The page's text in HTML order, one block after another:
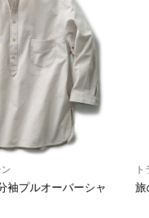
袖プルオーバーシャ
旅